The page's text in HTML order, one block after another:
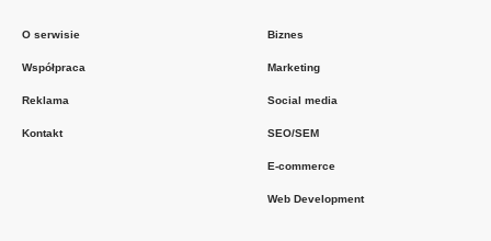
O serwisie
Współpraca
Reklama
Kontakt
Biznes
Marketing
Social media
SEO/SEM
E-commerce
Web Development